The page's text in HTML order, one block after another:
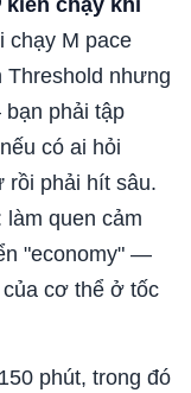
kiến chạy khi
chạy M pace
Threshold nhưng
phải tập
có ai hỏi
rồi phải hít sâu.
làm quen cảm
"economy" —
cơ thể ở tốc
phút, trong đó